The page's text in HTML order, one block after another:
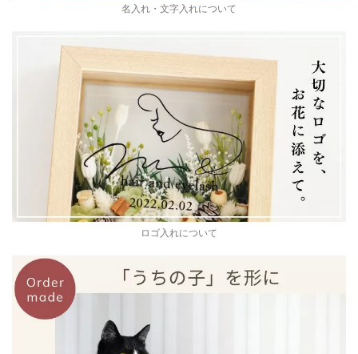
名入れ・文字入れについて
ロゴ入れについて